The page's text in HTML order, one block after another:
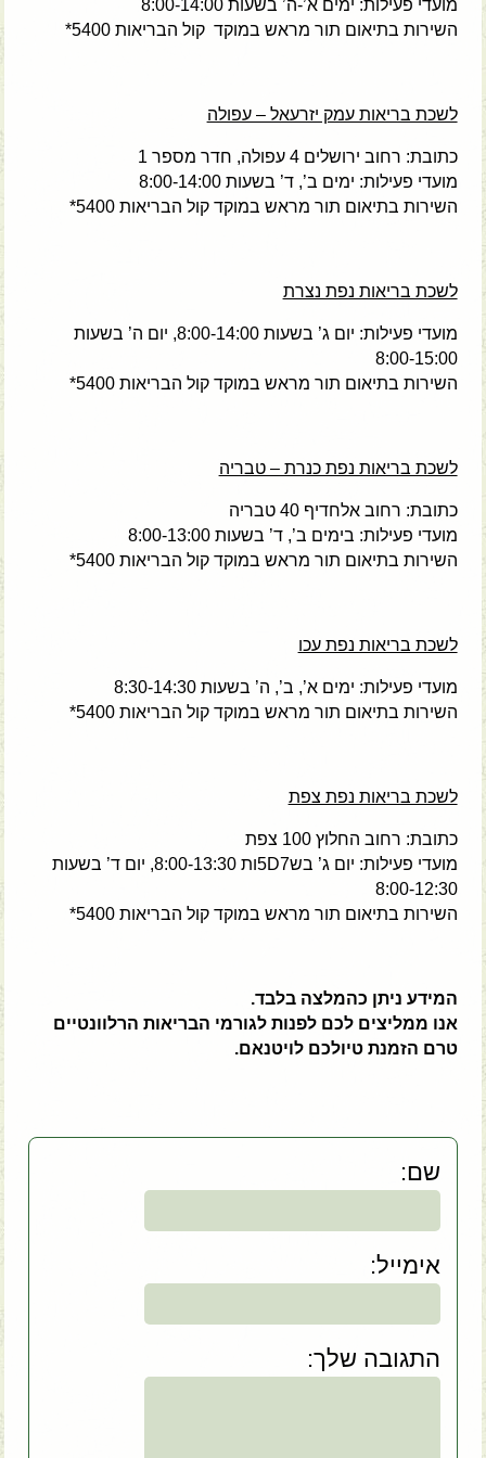
מועדי פעילות: ימים א’-ה’ בשעות 8:00-14:00
השירות בתיאום תור מראש במוקד קול הבריאות 5400*
לשכת בריאות עמק יזרעאל – עפולה
כתובת: רחוב ירושלים 4 עפולה, חדר מספר 1
מועדי פעילות: ימים ב’, ד’ בשעות 8:00-14:00
השירות בתיאום תור מראש במוקד קול הבריאות 5400*
לשכת בריאות נפת נצרת
מועדי פעילות: יום ג’ בשעות 8:00-14:00, יום ה’ בשעות
8:00-15:00
השירות בתיאום תור מראש במוקד קול הבריאות 5400*
לשכת בריאות נפת כנרת – טבריה
כתובת: רחוב אלחדיף 40 טבריה
מועדי פעילות: בימים ב’, ד’ בשעות 8:00-13:00
השירות בתיאום תור מראש במוקד קול הבריאות 5400*
לשכת בריאות נפת עכו
מועדי פעילות: ימים א’, ב’, ה’ בשעות 8:30-14:30
השירות בתיאום תור מראש במוקד קול הבריאות 5400*
לשכת בריאות נפת צפת
כתובת: רחוב החלוץ 100 צפת
מועדי פעילות: יום ג’ בש5D7ות 8:00-13:30, יום ד’ בשעות
8:00-12:30
השירות בתיאום תור מראש במוקד קול הבריאות 5400*
המידע ניתן כהמלצה בלבד.
אנו ממליצים לכם לפנות לגורמי הבריאות הרלוונטיים
טרם הזמנת טיולכם לויטנאם.
:שם
:אימייל
:התגובה שלך